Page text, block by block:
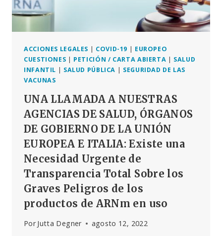
DE
2022
ACCIONES LEGALES | COVID-19 | EUROPEO
CUESTIONES | PETICIÓN / CARTA ABIERTA | SALUD
INFANTIL | SALUD PÚBLICA | SEGURIDAD DE LAS
VACUNAS
UNA LLAMADA A NUESTRAS
AGENCIAS DE SALUD, ÓRGANOS
DE GOBIERNO DE LA UNIÓN
EUROPEA E ITALIA: Existe una
Necesidad Urgente de
Transparencia Total Sobre los
Graves Peligros de los
productos de ARNm en uso
Por Jutta Degner agosto 12, 2022